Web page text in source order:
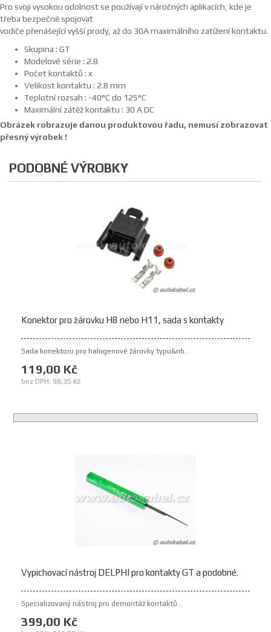
Pro svoji vysokou odolnost se používají v náročných aplikacích, kde je
třeba bezpečně spojovat
vodiče přenášející vyšší prody, až do 30A maximálního zatížení kontaktu.
Skupina : GT
Modelové série : 2.8
Počet kontaktů : x
Velikost kontaktu : 2.8 mm
Teplotní rozsah : -40°C do 125°C
Maximální zátěž kontaktu : 30 A DC
Obrázek robrazuje danou produktovou řadu, nemusí zobrazovat
přesný výrobek !
PODOBNÉ VÝROBKY
Konektor pro žárovku H8 nebo H11, sada s kontakty
Sada konektoru pro halogenové žárovky typu&nb..
119,00 Kč
bez DPH: 98,35 Kč
Vypichovací nástroj DELPHI pro kontakty GT a podobné.
Specializovaný nástroj pro demontáž kontaktů ..
399,00 Kč